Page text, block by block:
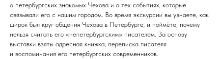
о петербургских знакомых Чехова и о тех событиях, которые
связывали его с нашим городом. Во время экскурсии вы узнаете, как
широк был круг общения Чехова в Петербурге, и поймёте, почему
нельзя считать его «непетербургским» писателем. За основу
выставки взяты адресная книжка, переписка писателя
и воспоминания его петербургских современников.